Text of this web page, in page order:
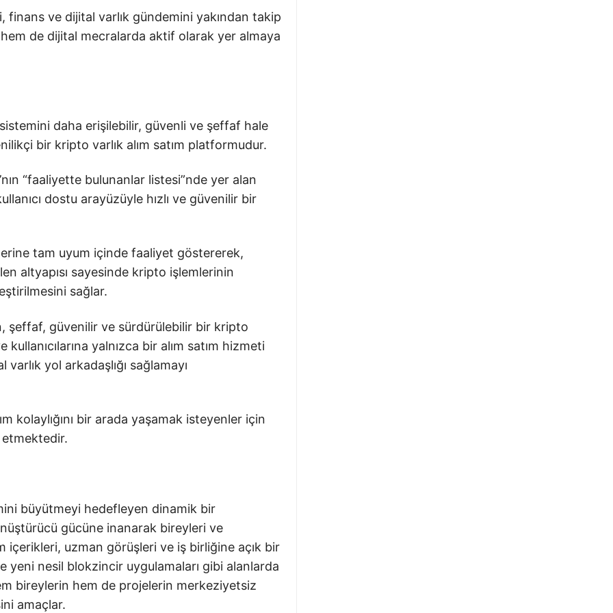
ve dijital varlık gündemini yakından takip
de dijital mecralarda aktif olarak yer almaya
daha erişilebilir, güvenli ve şeffaf hale
bir kripto varlık alım satım platformudur.
“faaliyette bulunanlar listesi”nde yer alan
dostu arayüzüyle hızlı ve güvenilir bir
tam uyum içinde faaliyet göstererek,
altyapısı sayesinde kripto işlemlerinin
sağlar.
şeffaf, güvenilir ve sürdürülebilir bir kripto
yalnızca bir alım satım hizmeti
yol arkadaşlığı sağlamayı
kolaylığını bir arada yaşamak isteyenler için
büyütmeyi hedefleyen dinamik bir
gücüne inanarak bireyleri ve
uzman görüşleri ve iş birliğine açık bir
yeni nesil blokzincir uygulamaları gibi alanlarda
bireylerin hem de projelerin merkeziyetsiz
amaçlar.